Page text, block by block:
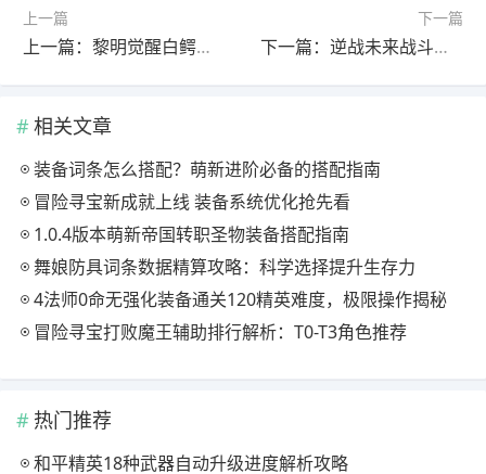
上一篇
上一篇：黎明觉醒白鳄女王任务触发点及定位攻略
下一篇
下一篇：逆战未来战斗系统深度解析：一图看懂核心机制
相关文章
装备词条怎么搭配？萌新进阶必备的搭配指南
冒险寻宝新成就上线 装备系统优化抢先看
1.0.4版本萌新帝国转职圣物装备搭配指南
舞娘防具词条数据精算攻略：科学选择提升生存力
4法师0命无强化装备通关120精英难度，极限操作揭秘
冒险寻宝打败魔王辅助排行解析：T0-T3角色推荐
热门推荐
和平精英18种武器自动升级进度解析攻略